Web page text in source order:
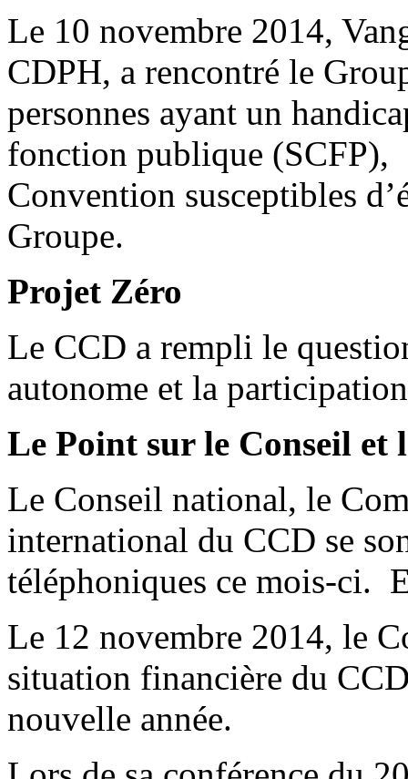
Le 10 novembre 2014,
CDPH, a rencontré le
personnes ayant un
fonction publique (SCFP),
Convention susceptibles
Groupe.
Projet Zéro
Le CCD a rempli le
autonome et la
Le Point sur le Conseil et
Le Conseil national, le
international du CCD se
téléphoniques ce mois-ci.
Le 12 novembre 2014, le
situation financière du
nouvelle année.